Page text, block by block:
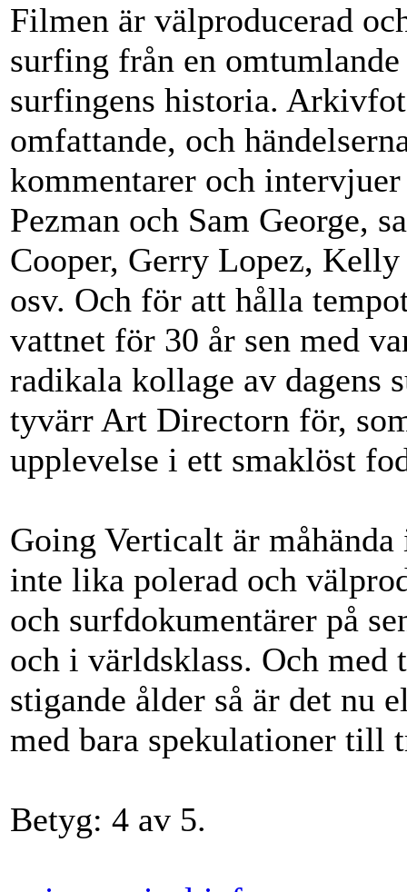
Filmen är välproducerad
surfing från en
surfingens historia.
omfattande, och
kommentarer och
Pezman och Sam George,
Cooper, Gerry Lopez,
osv. Och för att hålla
vattnet för 30 år sen med
radikala kollage av dagens
tyvärr Art Directorn för,
upplevelse i ett smaklöst
Going Verticalt är
inte lika polerad och
och surfdokumentärer på
och i världsklass. Och med
stigande ålder så är det nu
med bara spekulationer till
Betyg: 4 av 5.